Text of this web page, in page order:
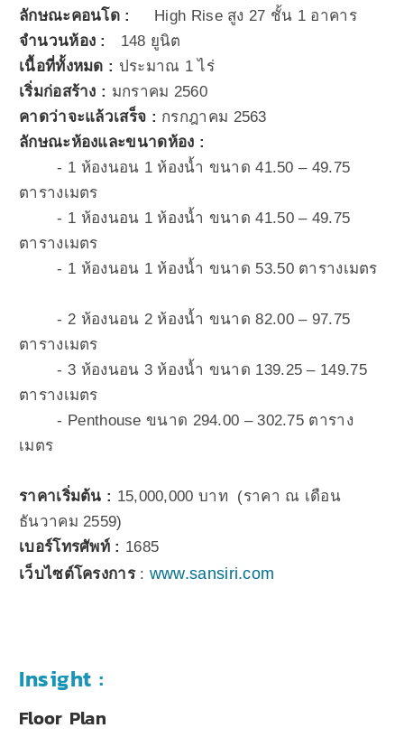
ลักษณะคอนโด :
High Rise สูง 27 ชั้น 1 อาคาร
จำนวนห้อง :
148 ยูนิต
เนื้อที่ทั้งหมด : ประมาณ 1 ไร่
เริ่มก่อสร้าง : มกราคม 2560
คาดว่าจะแล้วเสร็จ : กรกฎาคม 2563
ลักษณะห้องและขนาดห้อง :
- 1 ห้องนอน 1 ห้องน้ำ ขนาด 41.50 – 49.75
ตารางเมตร
- 1 ห้องนอน 1 ห้องน้ำ ขนาด 41.50 – 49.75
ตารางเมตร
- 1 ห้องนอน 1 ห้องน้ำ ขนาด 53.50 ตารางเมตร
- 2 ห้องนอน 2 ห้องน้ำ ขนาด 82.00 – 97.75
ตารางเมตร
- 3 ห้องนอน 3 ห้องน้ำ ขนาด 139.25 – 149.75
ตารางเมตร
- Penthouse ขนาด 294.00 – 302.75 ตาราง
เมตร
ราคาเริ่มต้น : 15,000,000 บาท (ราคา ณ เดือน
ธันวาคม 2559)
เบอร์โทรศัพท์ : 1685
เว็บไซต์โครงการ : www.sansiri.com
Insight :
Floor Plan